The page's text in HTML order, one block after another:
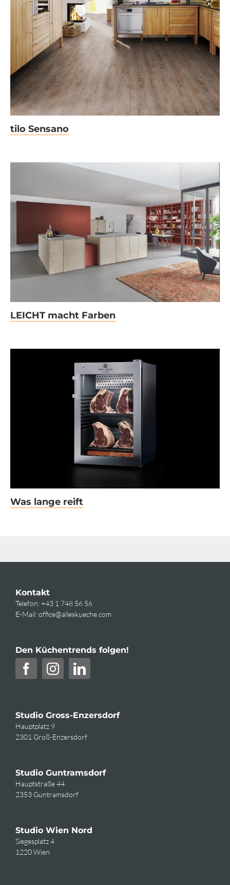
tilo Sensano
tilo Sensano
LEICHT macht Farben
LEICHT macht Farben
Was lange reift
Was lange reift
Kontakt
Telefon:+43 1 748 56 56
E-Mail:office@alleskueche.com
Den Küchentrends folgen!
Studio Gross-Enzersdorf
Hauptplatz 9
2301 Groß-Enzersdorf
Studio Guntramsdorf
Hauptstraße 44
2353 Guntramsdorf
Studio Wien Nord
Siegesplatz 4
1220 Wien